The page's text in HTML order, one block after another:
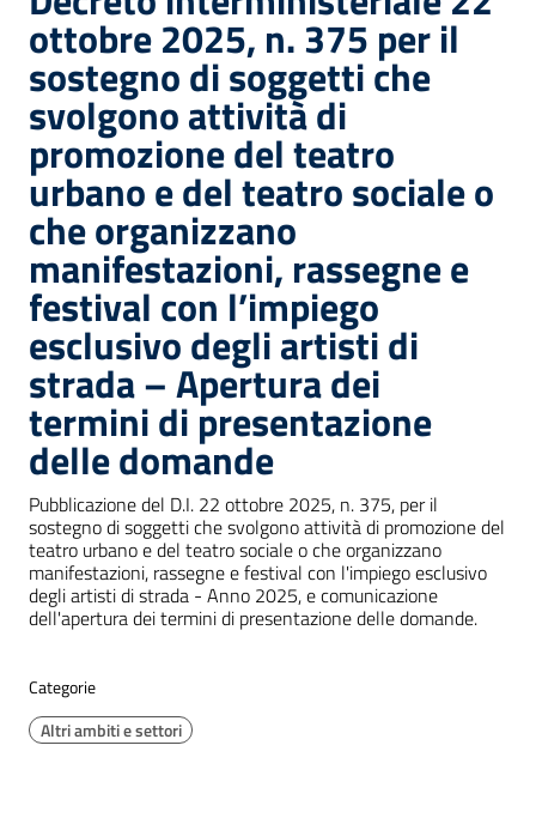
ottobre 2025, n. 375 per il
sostegno di soggetti che
svolgono attività di
promozione del teatro
urbano e del teatro sociale o
che organizzano
manifestazioni, rassegne e
festival con l’impiego
esclusivo degli artisti di
strada – Apertura dei
termini di presentazione
delle domande
Pubblicazione del D.I. 22 ottobre 2025, n. 375, per il
sostegno di soggetti che svolgono attività di promozione del
teatro urbano e del teatro sociale o che organizzano
manifestazioni, rassegne e festival con l'impiego esclusivo
degli artisti di strada - Anno 2025, e comunicazione
dell'apertura dei termini di presentazione delle domande.
Categorie
Altri ambiti e settori